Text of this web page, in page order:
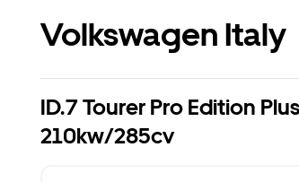
Volkswagen Italy
ID.7 Tourer Pro Edition
210kw/285cv